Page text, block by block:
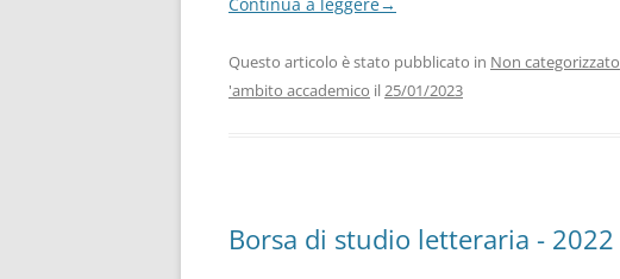
Questo articolo è stato pubblicato in Non categorizzato
'ambito accademico il25/01/2023
Borsa di studio letteraria - 2022